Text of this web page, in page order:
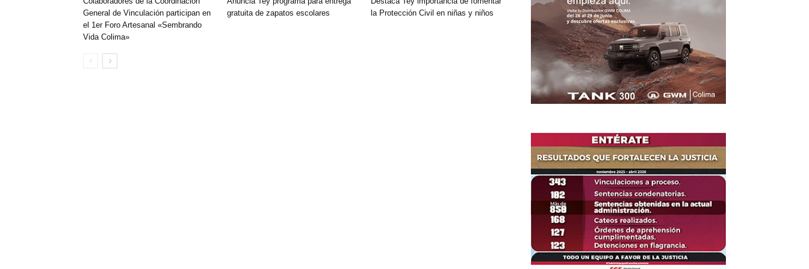
General de Vinculación participan en
el 1er Foro Artesanal «Sembrando
Vida Colima»
gratuita de zapatos escolares
‎la Protección Civil en niñas y niños